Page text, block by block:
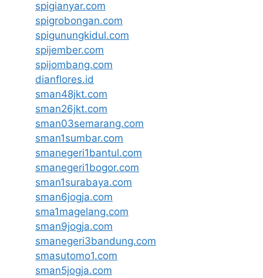
spigianyar.com
spigrobongan.com
spigunungkidul.com
spijember.com
spijombang.com
dianflores.id
sman48jkt.com
sman26jkt.com
sman03semarang.com
sman1sumbar.com
smanegeri1bantul.com
smanegeri1bogor.com
sman1surabaya.com
sman6jogja.com
sma1magelang.com
sman9jogja.com
smanegeri3bandung.com
smasutomo1.com
sman5jogja.com